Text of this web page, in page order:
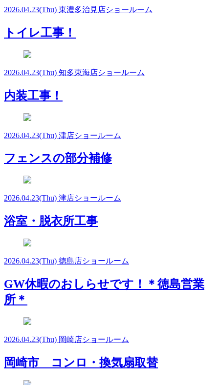
2026.04.23(Thu) 東濃多治見店ショールーム
トイレ工事！
2026.04.23(Thu) 知多東海店ショールーム
内装工事！
2026.04.23(Thu) 津店ショールーム
フェンスの部分補修
2026.04.23(Thu) 津店ショールーム
浴室・脱衣所工事
2026.04.23(Thu) 徳島店ショールーム
GW休暇のおしらせです！＊徳島営業
所＊
2026.04.23(Thu) 岡崎店ショールーム
岡崎市 コンロ・換気扇取替